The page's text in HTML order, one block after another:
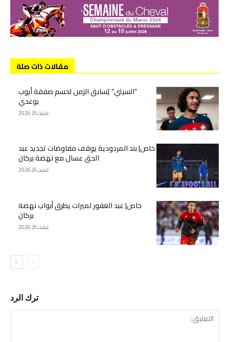
مقالات ذات صلة
“السيتي” يُسابق الزمن لحسم صفقة أيوب
بوعدي
غشت 8, 2026
خاص| بند المردودية يوقف مفاوضات تجديد عبد
الحق عسال مع نهضة بركان
غشت 8, 2026
خاص| عبد الغفور لميرات يطرق أبواب نهضة
بركان
غشت 8, 2026
ترك الرد